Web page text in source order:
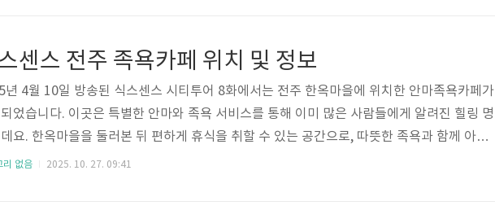
었습니다. 🔻위치 자세히 보기🔻▪️상호명 : 성..
센스 전주 족욕카페 위치 및 정보
년 4월 10일 방송된 식스센스 시티투어 8화에서는 전주 한옥마을에 위치한 안마족욕카페가
었습니다. 이곳은 특별한 안마와 족욕 서비스를 통해 이미 많은 사람들에게 알려진 힐링 명
요. 한옥마을을 둘러본 뒤 편하게 휴식을 취할 수 있는 공간으로, 따뜻한 족욕과 함께 아로
이 가득한 분위기가 매력적입니다. 이번 글에서는 식스센스 시티투어에 등장한 전주 족욕카
리 없음 2025. 10. 27. 09:41